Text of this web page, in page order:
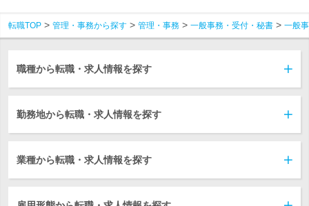
転職TOP 管理・事務から探す 管理・事務 一般事務・受付・秘書 一般
職種から転職・求人情報を探す
勤務地から転職・求人情報を探す
業種から転職・求人情報を探す